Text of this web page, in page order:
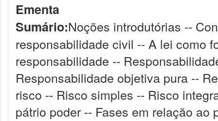
Ementa
Sumário:Noções introdutórias --
responsabilidade civil -- A lei como
responsabilidade --
Responsabilidade objetiva pura --
risco -- Risco simples -- Risco
pátrio poder -- Fases em relação